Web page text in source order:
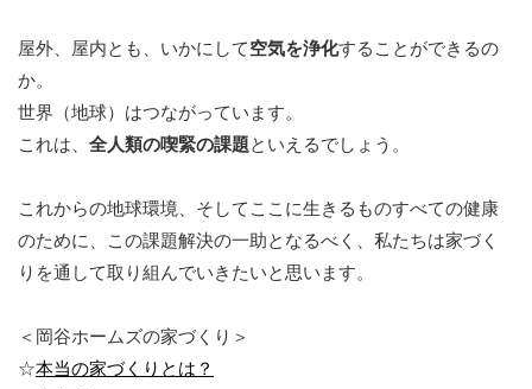
屋外、屋内とも、いかにして空気を浄化することができるの
か。
世界（地球）はつながっています。
これは、 全人類の喫緊の課題といえるでしょう。
これからの地球環境、そしてここに生きるものすべての健康
のために、この課題解決の一助となるべく、私たちは家づく
りを通して取り組んでいきたいと思います。
＜岡谷ホームズの家づくり＞
☆本当の家づくりとは？